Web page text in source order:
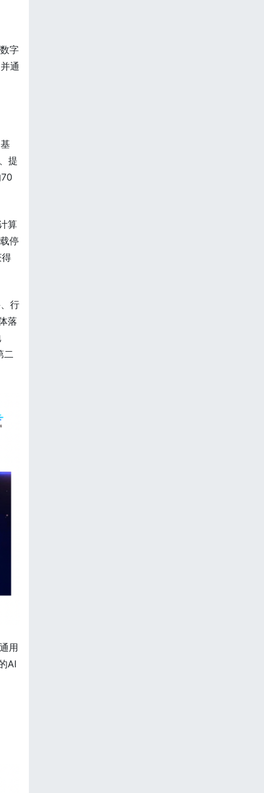
字
通
提
算
停
行
落
二
用
AI